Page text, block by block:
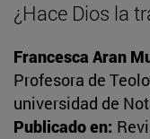
¿Hace Dios la
Francesca Aran
Profesora de
universidad de
Publicado en: